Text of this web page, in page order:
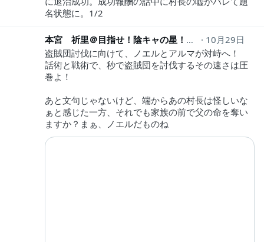
名状態に。1/2
本宮 祈里＠目指せ！陰キャの星！ kaku_inori
10月29日
盗賊団討伐に向けて、ノエルとアルマが対峙へ！
話術と戦術で、秒で盗賊団を討伐するその速さは圧
巻よ！
あと文句じゃないけど、端からあの村長は怪しいな
ぁと感じた一方、それでも家族の前で父の命を奪い
ますか？まぁ、ノエルだものね